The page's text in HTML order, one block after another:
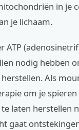
in je
je lichaam.
ATP
nodig hebben
Als
om je spieren
laten herstellen
gaat